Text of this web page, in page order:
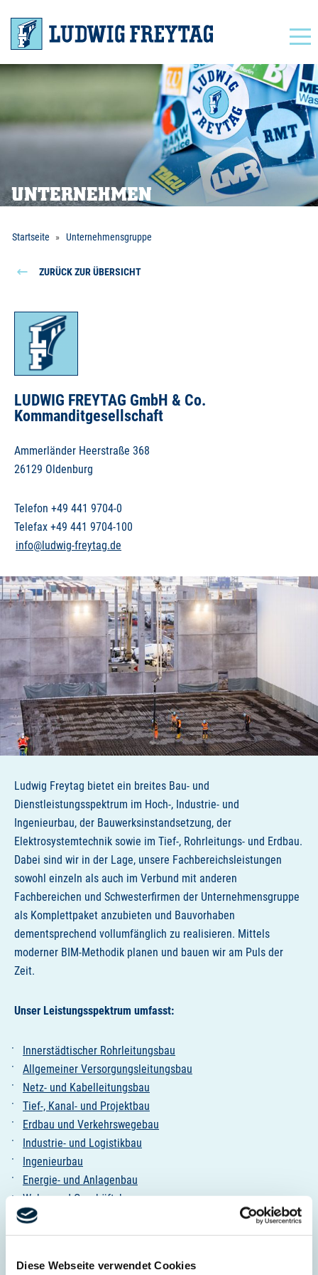
Diese Webseite verwendet Cookies
UNTERNEHMEN
Startseite Unternehmensgruppe
ZURÜCK ZUR ÜBERSICHT
LUDWIG FREYTAG GmbH & Co.
Kommanditgesellschaft
Ammerländer Heerstraße 368
26129 Oldenburg
Telefon +49 441 9704-0
Telefax +49 441 9704-100
info@ludwig-freytag.de
Ludwig Freytag bietet ein breites Bau- und
Dienstleistungsspektrum im Hoch-, Industrie- und
Ingenieurbau, der Bauwerksinstandsetzung, der
Elektrosystemtechnik sowie im Tief-, Rohrleitungs- und Erdbau.
Dabei sind wir in der Lage, unsere Fachbereichsleistungen
sowohl einzeln als auch im Verbund mit anderen
Fachbereichen und Schwesterfirmen der Unternehmensgruppe
als Komplettpaket anzubieten und Bauvorhaben
dementsprechend vollumfänglich zu realisieren. Mittels
moderner BIM-Methodik planen und bauen wir am Puls der
Zeit.
Unser Leistungsspektrum umfasst:
Innerstädtischer Rohrleitungsbau
Allgemeiner Versorgungsleitungsbau
Netz- und Kabelleitungsbau
Tief-, Kanal- und Projektbau
Erdbau und Verkehrswegebau
Industrie- und Logistikbau
Ingenieurbau
Energie- und Anlagenbau
Wohn- und Geschäftsbau
Bauwerksinstandsetzung
Building Information Modeling